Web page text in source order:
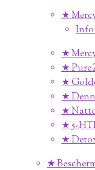
★
Info
★
★ Pure
★
★
★
★ 5-
★
★